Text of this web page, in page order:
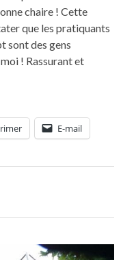
chaire ! Cette
que les pratiquants
sont des gens
! Rassurant et
E-mail